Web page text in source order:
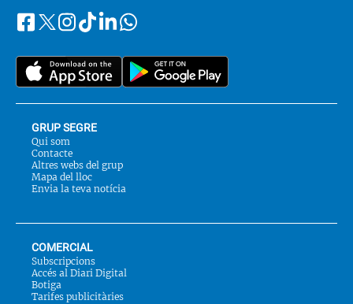
Segueix-
a::
FacebookInstagram
TiktokLinkedinWhatsapp
GRUP SEGRE
Qui som
Contacte
Altres webs del grup
Mapa del lloc
Envia la teva notícia
COMERCIAL
Subscripcions
Accés al Diari Digital
Botiga
Tarifes publicitàries